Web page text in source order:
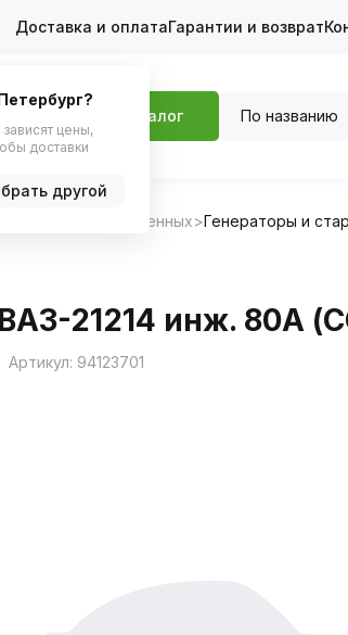
Доставка и оплатаГарантии и возврат
Каталог По названию
для отечественных Генераторы и
21214 инж. 80А
Артикул: 94123701
цены,
доставки
другой